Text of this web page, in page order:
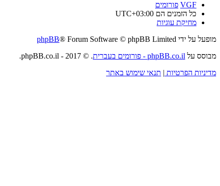
VGF פורומים
כל הזמנים הם UTC+03:00
מחיקת עוגיות
מופעל על ידי
phpBB® Forum Software © phpBB Limited
מבוסס על phpBB.co.il - פורומים בעברית
. © 2017 - phpBB.co.il.
מדיניות הפרטיות | תנאי שימוש באתר